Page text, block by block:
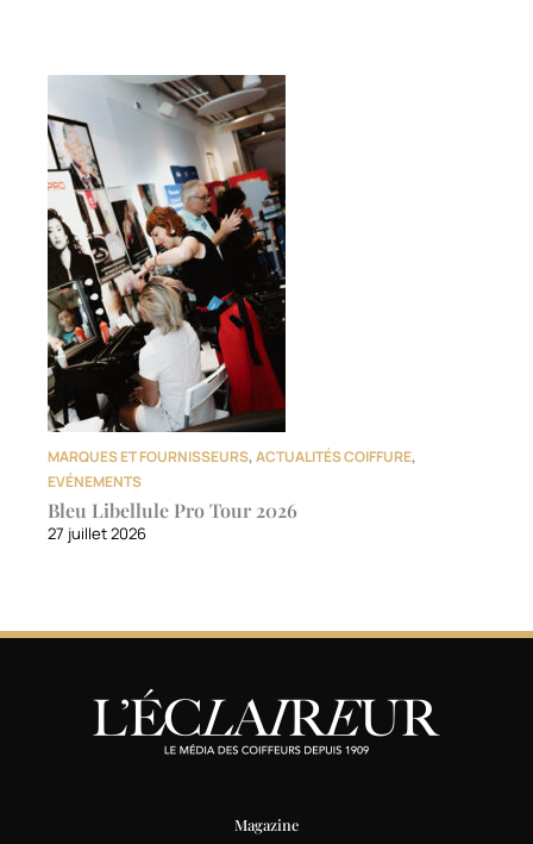
MARQUES ET FOURNISSEURS,ACTUALITÉS COIFFURE,
EVÉNEMENTS
Bleu Libellule Pro Tour 2026
27 juillet 2026
Magazine